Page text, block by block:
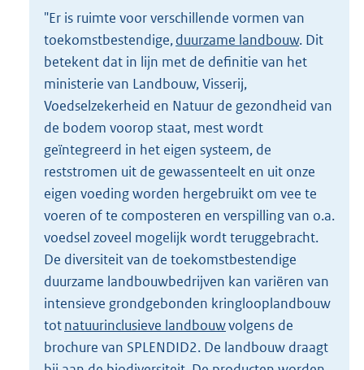
"Er is ruimte voor verschillende vormen van
toekomstbestendige,duurzame landbouw. Dit
betekent dat in lijn met de deﬁnitie van het
ministerie van Landbouw, Visserij,
Voedselzekerheid en Natuur de gezondheid van
de bodem voorop staat, mest wordt
geïntegreerd in het eigen systeem, de
reststromen uit de gewassenteelt en uit onze
eigen voeding worden hergebruikt om vee te
voeren of te composteren en verspilling van o.a.
voedsel zoveel mogelijk wordt teruggebracht.
De diversiteit van de toekomstbestendige
duurzame landbouwbedrijven kan variëren van
intensieve grondgebonden kringlooplandbouw
totnatuurinclusieve landbouwvolgens de
brochure van SPLENDID2. De landbouw draagt